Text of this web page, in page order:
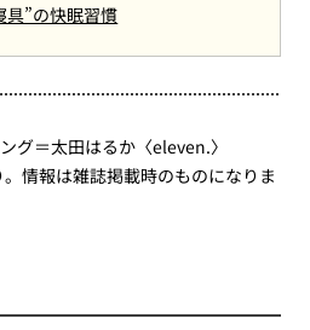
具”の快眠習慣
＝太田はるか〈eleven.〉
情報は雑誌掲載時のものになりま